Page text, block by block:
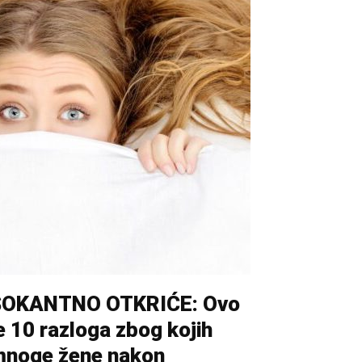
OTKRIĆE: Ovo
10 razloga zbog kojih
žene nakon